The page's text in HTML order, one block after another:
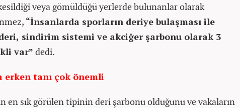
veya gömüldüğü yerlerde bulunanlar olarak
“İnsanlarda sporların deriye bulaşması ile
sindirim sistemi ve akciğer şarbonu olarak 3
var” dedi.
erken tanı çok önemli
en sık görülen tipinin deri şarbonu olduğunu ve vakaların